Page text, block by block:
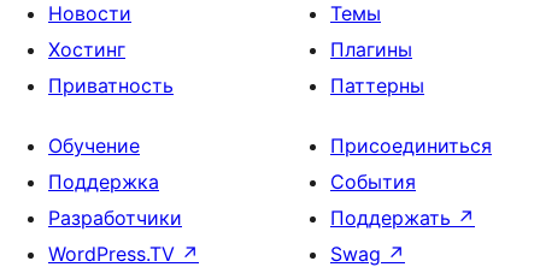
Новости
Хостинг
Приватность
Темы
Плагины
Паттерны
Обучение
Поддержка
Разработчики
WordPress.TV ↗
Присоединиться
События
Поддержать ↗
Swag ↗